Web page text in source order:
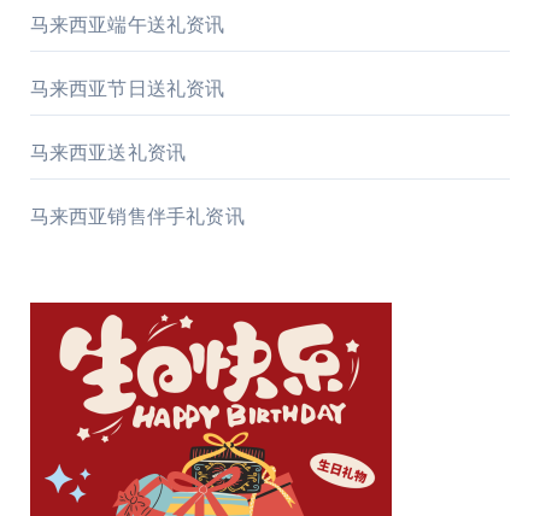
马来西亚端午送礼资讯
马来西亚节日送礼资讯
马来西亚送礼资讯
马来西亚销售伴手礼资讯